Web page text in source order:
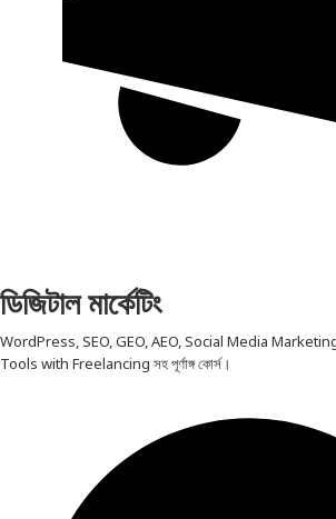
ডিজিটাল মার্কেটিং
WordPress, SEO, GEO, AEO, Social Media
Tools with Freelancing সহ পূর্ণাঙ্গ কোর্স।